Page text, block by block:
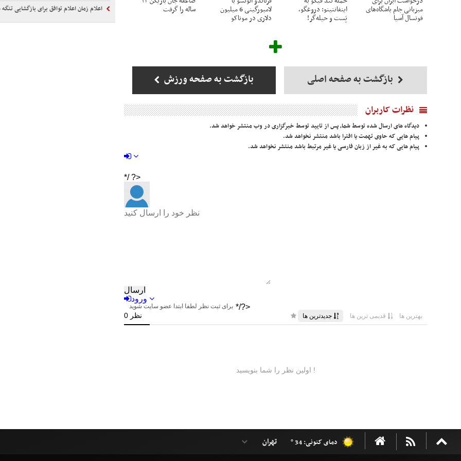
میزبانی جام باشگاه‌های
فوتسال آسیا
اینفانتینو: دروغگو،
پَست‌ و حیله‌گر!
لامبورگینی 6 میلیون
دلاری در موناکو
ساله را گرفت
بازگشت به صفحه اصلی بازگشت به صفحه ورزش
نظرات کاربران
دیدگاه های ارسال شده توسط شما، پس از تایید توسط خبرگزاری در وب منتشر خواهد شد.
پیام هایی که حاوی تهمت یا افترا باشد منتشر نخواهد شد.
پیام هایی که به غیر از زبان فارسی یا غیر مرتبط باشد منتشر نخواهد شد.
اعلام زمان اعلام توافق برای بازگشایی
دمای کنونی: 34 °